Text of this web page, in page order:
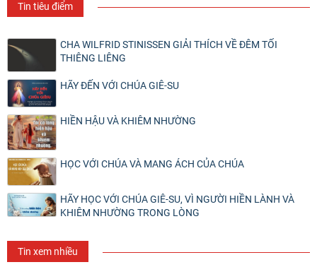
Tin tiêu điểm
CHA WILFRID STINISSEN GIẢI THÍCH VỀ ĐÊM TỐI
THIÊNG LIÊNG
HÃY ĐẾN VỚI CHÚA GIÊ-SU
HIỀN HẬU VÀ KHIÊM NHƯỜNG
HỌC VỚI CHÚA VÀ MANG ÁCH CỦA CHÚA
HÃY HỌC VỚI CHÚA GIÊ-SU, VÌ NGƯỜI HIỀN LÀNH VÀ
KHIÊM NHƯỜNG TRONG LÒNG
Tin xem nhiều